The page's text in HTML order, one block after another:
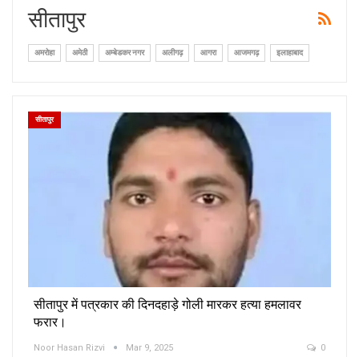
सीतापुर
अमरोहा अमेठी अम्बेडकर नगर अलीगढ़ आगरा आजमगढ़ इलाहाबाद
सीतापुर
सीतापुर में पत्रकार की दिनदहाड़े गोली मारकर हत्या हमलावर
फरार।
Noor Hasan Rizvi Mar 9, 2025 0